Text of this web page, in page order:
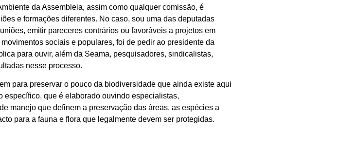
da Assembleia, assim como qualquer comissão, é
e formações diferentes. No caso, sou uma das deputadas
emitir pareceres contrários ou favoráveis a projetos em
sociais e populares, foi de pedir ao presidente da
para ouvir, além da Seama, pesquisadores, sindicalistas,
nesse processo.
para preservar o pouco da biodiversidade que ainda existe aqui
específico, que é elaborado ouvindo especialistas,
manejo que definem a preservação das áreas, as espécies a
para a fauna e flora que legalmente devem ser protegidas.